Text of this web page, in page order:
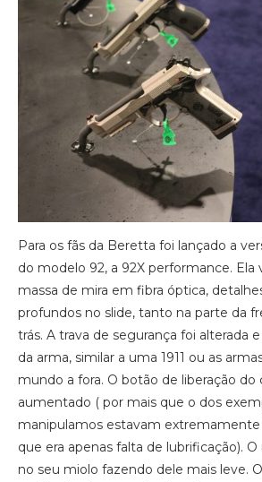
Para os fãs da Beretta foi lançado a
do modelo 92, a 92X performance.
massa de mira em fibra óptica,
profundos no slide, tanto na parte da
trás. A trava de segurança foi alterada
da arma, similar a uma 1911 ou as
mundo a fora. O botão de liberação do
aumentado ( por mais que o dos
manipulamos estavam
que era apenas falta de lubrificação).
no seu miolo fazendo dele mais leve.